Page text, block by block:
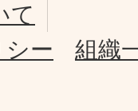
て
ー
組織